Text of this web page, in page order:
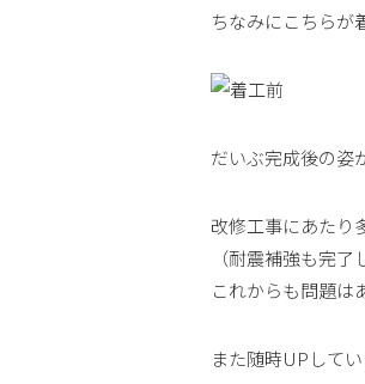
ちなみにこちらが
だいぶ完成後の姿
改修工事にあたり
（耐震補強も完
これからも問題は
また随時UPして